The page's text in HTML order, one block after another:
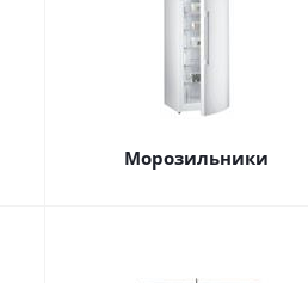
Морозильники